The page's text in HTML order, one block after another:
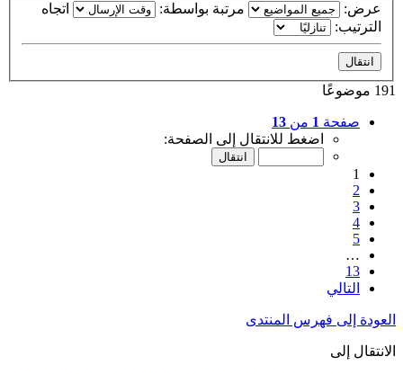
عرض:
مرتبة بواسطة:
اتجاه
الترتيب:
191 موضوعًا
صفحة 1 من 13
اضغط للانتقال إلى الصفحة:
1
2
3
4
5
…
13
التالي
العودة إلى فهرس المنتدى
الانتقال إلى